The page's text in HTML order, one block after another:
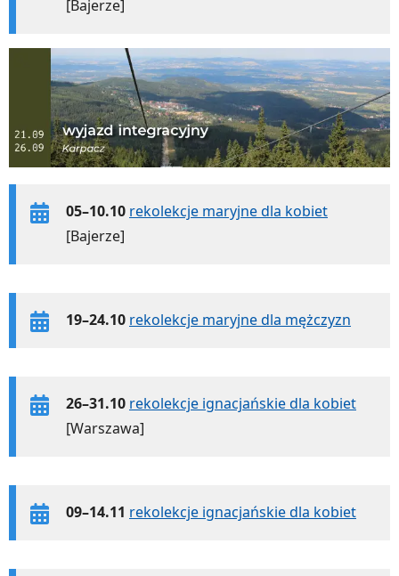
[Bajerze]
05–10.10 rekolekcje maryjne dla kobiet
[Bajerze]
19–24.10 rekolekcje maryjne dla mężczyzn
26–31.10 rekolekcje ignacjańskie dla kobiet
[Warszawa]
09–14.11 rekolekcje ignacjańskie dla kobiet